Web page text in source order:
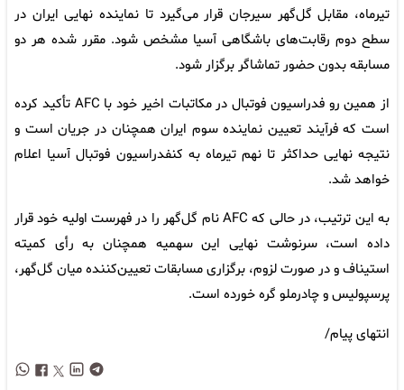
تیرماه، مقابل گل‌گهر سیرجان قرار می‌گیرد تا نماینده نهایی ایران در
سطح دوم رقابت‌های باشگاهی آسیا مشخص شود. مقرر شده هر دو
مسابقه بدون حضور تماشاگر برگزار شود.
از همین رو فدراسیون فوتبال در مکاتبات اخیر خود با AFC تأکید کرده
است که فرآیند تعیین نماینده سوم ایران همچنان در جریان است و
نتیجه نهایی حداکثر تا نهم تیرماه به کنفدراسیون فوتبال آسیا اعلام
خواهد شد.
به این ترتیب، در حالی که AFC نام گل‌گهر را در فهرست اولیه خود قرار
داده است، سرنوشت نهایی این سهمیه همچنان به رأی کمیته
استیناف و در صورت لزوم، برگزاری مسابقات تعیین‌کننده میان گل‌گهر،
پرسپولیس و چادرملو گره خورده است.
انتهای پیام/